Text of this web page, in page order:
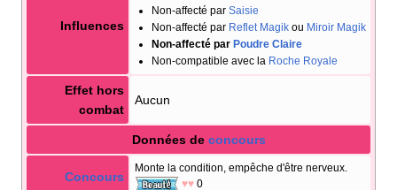
Influences
Non-affecté par Saisie
Non-affecté par Reflet Magikou Miroir Magik
Non-affecté par Poudre Claire
Non-compatible avec la Roche Royale
Effet hors
combat
Aucun
Données de concours
Concours
Monte la condition, empêche d'être nerveux.
♥♥ 0